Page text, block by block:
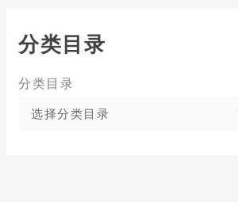
分类目录
分类目录